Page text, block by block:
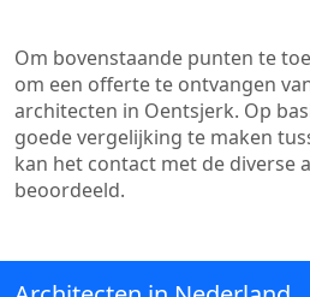
Om bovenstaande punten te
om een offerte te ontvangen
architecten in Oentsjerk. Op
goede vergelijking te maken
kan het contact met de diverse
beoordeeld.